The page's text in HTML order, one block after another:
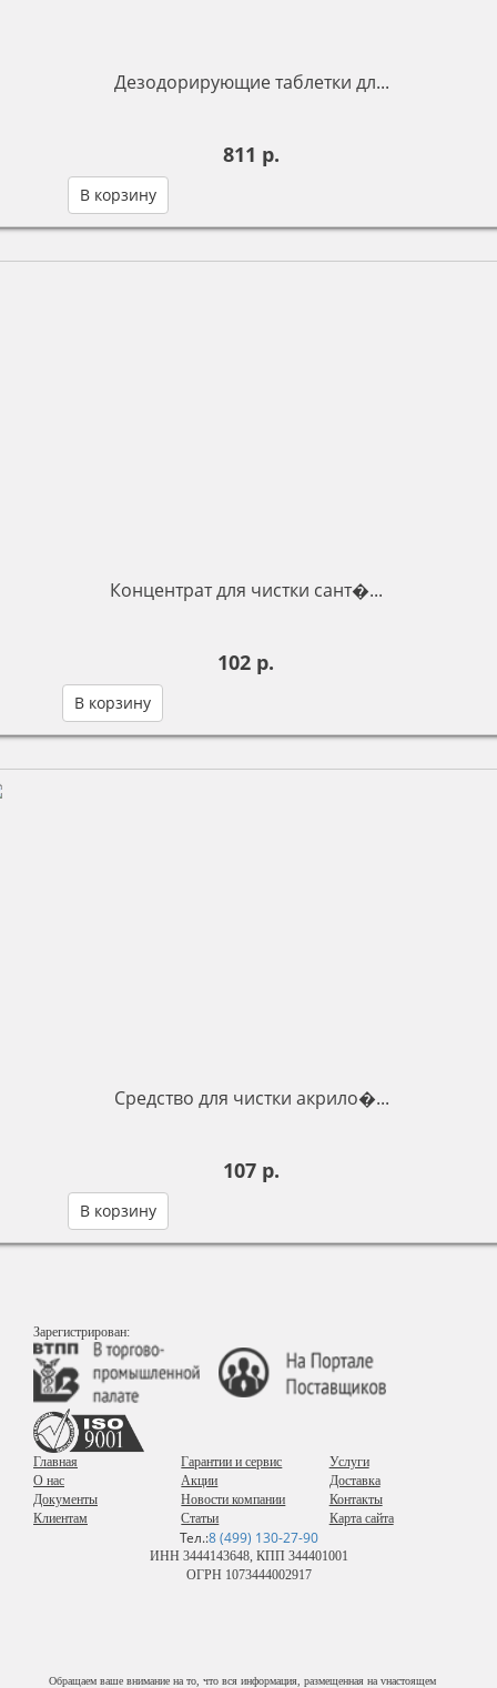
Дезодорирующие таблетки дл...
811 р.
В корзину
Концентрат для чистки сант�...
102 р.
В корзину
Средство для чистки акрило�...
107 р.
В корзину
Зарегистрирован:
Главная
О нас
Документы
Клиентам
Гарантии и сервис
Акции
Новости компании
Статьи
Услуги
Доставка
Контакты
Карта сайта
Тел.:8 (499) 130-27-90
ИНН 3444143648, КПП 344401001
ОГРН 1073444002917
Обращаем ваше внимание на то, что вся информация, размещенная на vнастоящем